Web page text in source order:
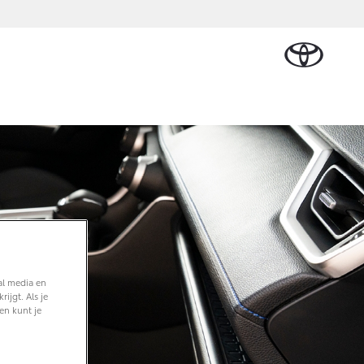
ELEKTRISCH
C-HR
ALS PLUG-IN
Vraag een brochure aan
Bekijk de verwachte
modellen
Accessoires
Onderdelen
Accessoires
Banden
Werkplaatsafspraak
Contact en Route
Thuislaadpakketten
Laadpas
Energie en slim laden
Bedrijfswagens op
Financieren of
leasen
Verzekeren
Vraag een
brochure
aan
Contact en
Route
media en
Als je
kunt je